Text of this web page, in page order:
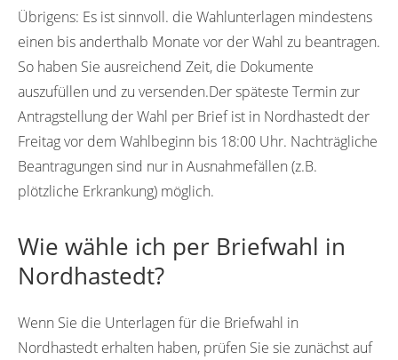
Übrigens: Es ist sinnvoll. die Wahlunterlagen mindestens
einen bis anderthalb Monate vor der Wahl zu beantragen.
So haben Sie ausreichend Zeit, die Dokumente
auszufüllen und zu versenden.Der späteste Termin zur
Antragstellung der Wahl per Brief ist in Nordhastedt der
Freitag vor dem Wahlbeginn bis 18:00 Uhr. Nachträgliche
Beantragungen sind nur in Ausnahmefällen (z.B.
plötzliche Erkrankung) möglich.
Wie wähle ich per Briefwahl in
Nordhastedt?
Wenn Sie die Unterlagen für die Briefwahl in
Nordhastedt erhalten haben, prüfen Sie sie zunächst auf